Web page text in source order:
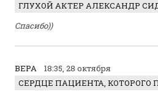
Спасибо))
ВЕРА
18:35, 28 октября